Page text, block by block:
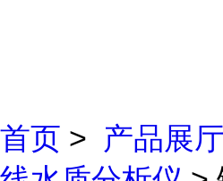
首页 > 产品展厅